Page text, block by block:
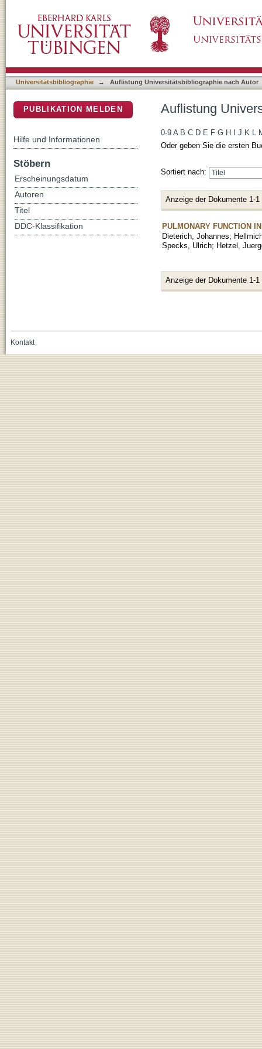
Universitätsbibliographie → Auflistung Universitätsbibliographie nach Autor
Auflistung
0-9 A B C D E F G H J K L
Oder geben Sie die ersten
Sortiert nach:
Anzeige der Dokumente 1-1
PULMONARY FUNCTION
Dieterich, Johannes;
Specks, Ulrich; Hetzel,
Anzeige der Dokumente 1-1
PUBLIKATION MELDEN
Hilfe und Informationen
Stöbern
Erscheinungsdatum
Autoren
Titel
DDC-Klassifikation
Kontakt